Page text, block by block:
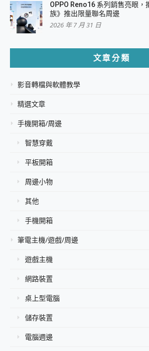
OPPO Reno16 系列銷售亮眼
族》推出限量聯名周邊
2026 年 7 月 31 日
文章分類
影音轉檔與軟體教學
精選文章
手機開箱/周邊
智慧穿戴
平板開箱
周邊小物
其他
手機開箱
筆電主機/遊戲/周邊
遊戲主機
網路裝置
桌上型電腦
儲存裝置
電腦週邊